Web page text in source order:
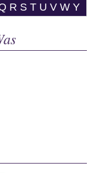
R S T U V W Y